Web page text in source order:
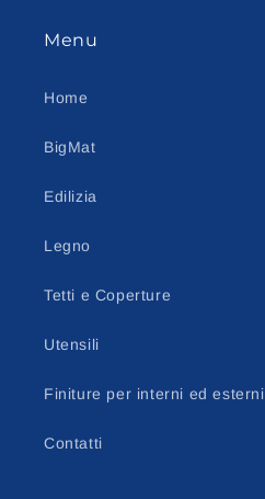
Menu
Home
BigMat
Edilizia
Legno
Tetti e Coperture
Utensili
Finiture per interni ed esterni
Contatti